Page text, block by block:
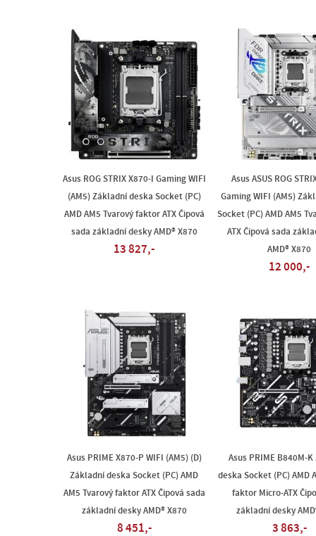
Asus ROG STRIX X870-I Gaming WIFI
(AM5) Základní deska Socket (PC)
AMD AM5 Tvarový faktor ATX Čipová
sada základní desky AMD® X870
13 827,-
Asus ASUS ROG
Gaming WIFI (AM5)
Socket (PC) AMD AM5
ATX Čipová sada
AMD® X870
12 000,-
Asus PRIME X870-P WIFI (AM5) (D)
Základní deska Socket (PC) AMD
AM5 Tvarový faktor ATX Čipová sada
základní desky AMD® X870
8 451,-
Asus PRIME B840M-
deska Socket (PC) AMD
faktor Micro-ATX
základní desky
3 863,-